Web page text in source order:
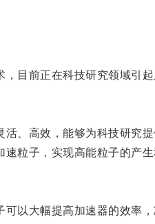
前正在科技研究领域引起
高效，能够为科技研究提
粒子，实现高能粒子的产生
大幅提高加速器的效率，